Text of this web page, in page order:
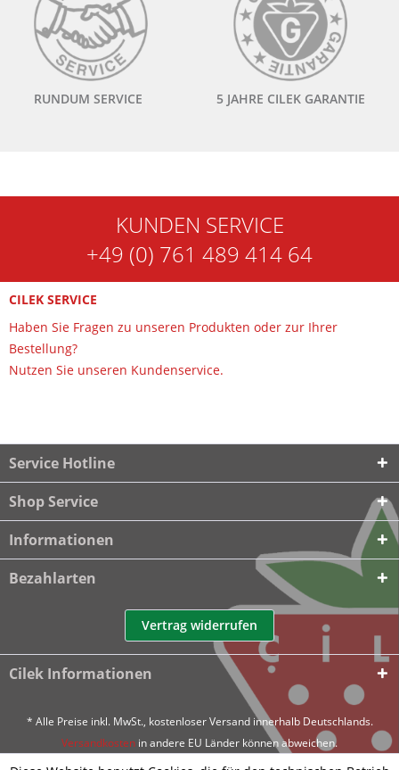
RUNDUM SERVICE 5 JAHRE CILEK GARANTIE
KUNDEN SERVICE
+49 (0) 761 489 414 64
CILEK SERVICE
Haben Sie Fragen zu unseren Produkten oder zur Ihrer
Bestellung?
Nutzen Sie unseren Kundenservice.
Service Hotline
Shop Service
Informationen
Bezahlarten
Vertrag widerrufen
Cilek Informationen
* Alle Preise inkl. MwSt., kostenloser Versand innerhalb Deutschlands.
Versandkosten in andere EU Länder können abweichen.